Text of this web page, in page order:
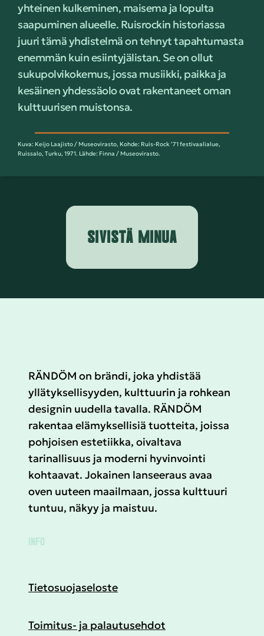
yhteinen kulkeminen, maisema ja lopulta
saapuminen alueelle. Ruisrockin historiassa
juuri tämä yhdistelmä on tehnyt tapahtumasta
enemmän kuin esiintyjälistan. Se on ollut
sukupolvikokemus, jossa musiikki, paikka ja
kesäinen yhdessäolo ovat rakentaneet oman
kulttuurisen muistonsa.
Kuva: Keijo Laajisto / Museovirasto, Kohde: Ruis-Rock ’71 festivaalialue,
Ruissalo, Turku, 1971. Lähde: Finna / Museovirasto.
SIVISTÄ MINUA
RÄNDÖM on brändi, joka yhdistää
yllätyksellisyyden, kulttuurin ja rohkean
designin uudella tavalla. RÄNDÖM
rakentaa elämyksellisiä tuotteita, joissa
pohjoisen estetiikka, oivaltava
tarinallisuus ja moderni hyvinvointi
kohtaavat. Jokainen lanseeraus avaa
oven uuteen maailmaan, jossa kulttuuri
tuntuu, näkyy ja maistuu.
INFO
Tietosuojaseloste
Toimitus- ja palautusehdot